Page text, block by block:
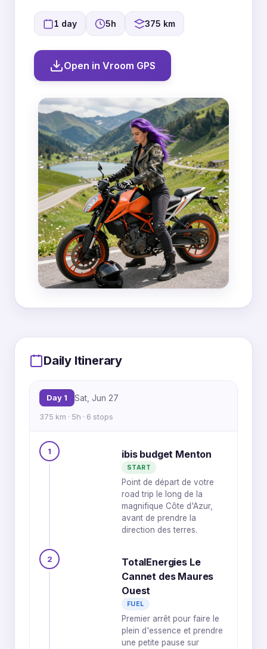
1 day 5h 375 km
Open in Vroom GPS
2
MapLibre|OpenFreeMap © OpenMapTilesData fromOpenStreetMap
Daily Itinerary
Day 1 Sat, Jun 27
375 km · 5h · 6 stops
1 ibis budget Menton
START
Point de départ de votre
road trip le long de la
magnifique Côte d'Azur,
avant de prendre la
direction des terres.
2
TotalEnergies Le
Cannet des Maures
Ouest
FUEL
Premier arrêt pour faire le
plein d'essence et prendre
une petite pause sur